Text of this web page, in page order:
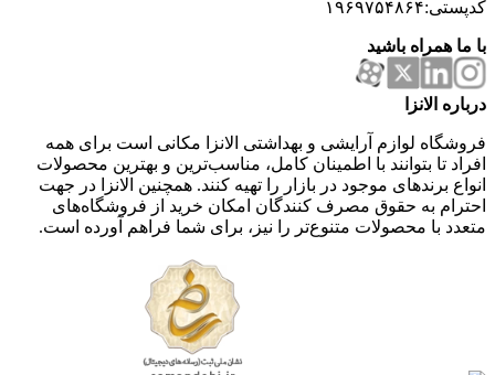
کدپستی:۱۹۶۹۷۵۴۸۶۴
با ما همراه باشید
درباره الانزا
فروشگاه لوازم آرایشی و بهداشتی الانزا مکانی است برای همه
افراد تا بتوانند با اطمینان کامل، مناسب‌ترین و بهترین محصولات
انواع برندهای موجود در بازار را تهیه کنند. همچنین الانزا در جهت
احترام به حقوق مصرف کنندگان امکان خرید از فروشگاه‌های
متعدد با محصولات متنوع‌تر را نیز، برای شما فراهم آورده است.